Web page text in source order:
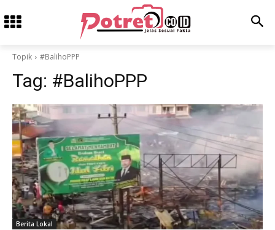
Topik #BalihoPPP
Tag: #BalihoPPP
Berita Lokal